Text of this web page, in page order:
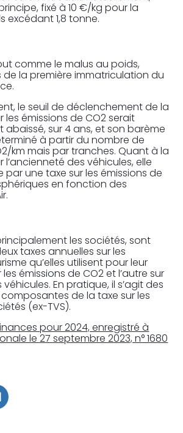
fixé à 10 €/kg pour la
excédant 1,8 tonne.
comme le malus au poids,
de la première immatriculation du
le seuil de déclenchement de la
les émissions de CO2 serait
abaissé, sur 4 ans, et son barème
à partir du nombre de
km mais par tranches. Quant à la
l’ancienneté des véhicules, elle
par une taxe sur les émissions de
en fonction des
les sociétés, sont
taxes annuelles sur les
qu’elles utilisent pour leur
les émissions de CO2 et l’autre sur
En pratique, il s’agit des
de la taxe sur les
(ex-TVS).
pour 2024, enregistré à
le 27 septembre 2023, n° 1680